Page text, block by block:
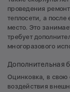
проведения
теплосети, а
место. Это
требует
многоразового
Дополнительная
Оцинковка, в свою
воздействия